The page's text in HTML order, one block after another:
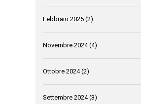
Febbraio 2025 (2)
Novembre 2024(4)
Ottobre 2024(2)
Settembre 2024(3)